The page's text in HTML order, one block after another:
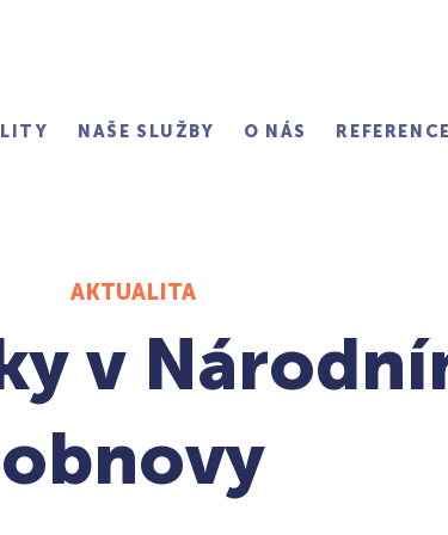
NAŠE SLUŽBY O NÁS REFERENCE
AKTUALITA
v
obnovy